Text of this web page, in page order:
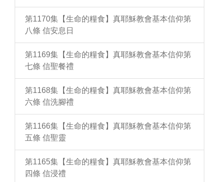
第1170集【生命的糧食】真耶穌教會基本信仰第
八條 信安息日
第1169集【生命的糧食】真耶穌教會基本信仰第
七條 信聖餐禮
第1168集【生命的糧食】真耶穌教會基本信仰第
六條 信洗腳禮
第1166集【生命的糧食】真耶穌教會基本信仰第
五條 信聖靈
第1165集【生命的糧食】真耶穌教會基本信仰第
四條 信浸禮